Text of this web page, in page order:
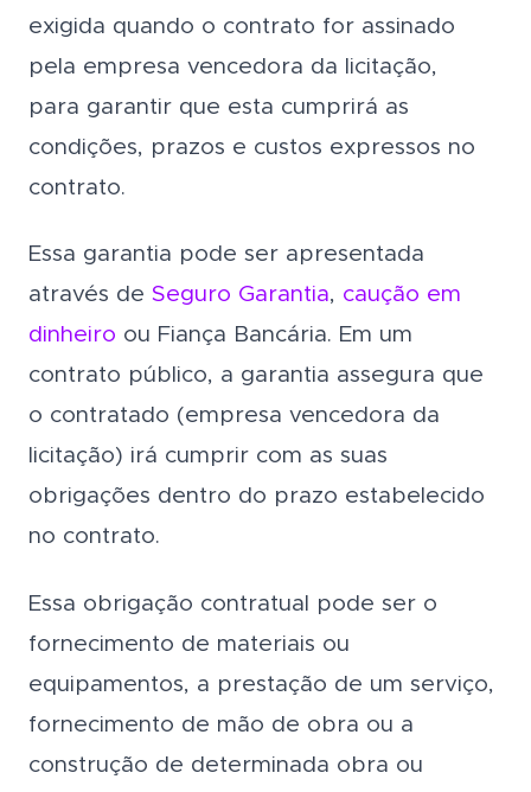
exigida quando o contrato for assinado
pela empresa vencedora da licitação,
para garantir que esta cumprirá as
condições, prazos e custos expressos no
contrato.
Essa garantia pode ser apresentada
através de Seguro Garantia, caução em
dinheiro ou Fiança Bancária. Em um
contrato público, a garantia assegura que
o contratado (empresa vencedora da
licitação) irá cumprir com as suas
obrigações dentro do prazo estabelecido
no contrato.
Essa obrigação contratual pode ser o
fornecimento de materiais ou
equipamentos, a prestação de um serviço,
fornecimento de mão de obra ou a
construção de determinada obra ou